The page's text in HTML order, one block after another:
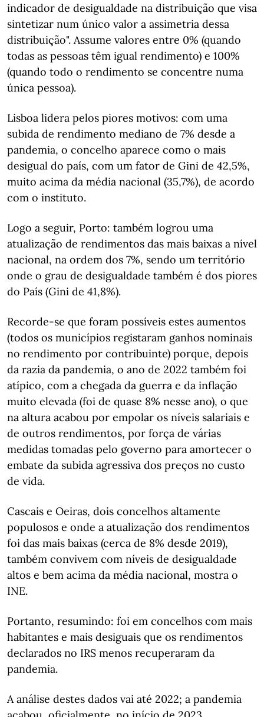
indicador de desigualdade na distribuição que visa
sintetizar num único valor a assimetria dessa
distribuição". Assume valores entre 0% (quando
todas as pessoas têm igual rendimento) e 100%
(quando todo o rendimento se concentre numa
única pessoa).
Lisboa lidera pelos piores motivos: com uma
subida de rendimento mediano de 7% desde a
pandemia, o concelho aparece como o mais
desigual do país, com um fator de Gini de 42,5%,
muito acima da média nacional (35,7%), de acordo
com o instituto.
Logo a seguir, Porto: também logrou uma
atualização de rendimentos das mais baixas a nível
nacional, na ordem dos 7%, sendo um território
onde o grau de desigualdade também é dos piores
do País (Gini de 41,8%).
Recorde-se que foram possíveis estes aumentos
(todos os municípios registaram ganhos nominais
no rendimento por contribuinte) porque, depois
da razia da pandemia, o ano de 2022 também foi
atípico, com a chegada da guerra e da inflação
muito elevada (foi de quase 8% nesse ano), o que
na altura acabou por empolar os níveis salariais e
de outros rendimentos, por força de várias
medidas tomadas pelo governo para amortecer o
embate da subida agressiva dos preços no custo
de vida.
Cascais e Oeiras, dois concelhos altamente
populosos e onde a atualização dos rendimentos
foi das mais baixas (cerca de 8% desde 2019),
também convivem com níveis de desigualdade
altos e bem acima da média nacional, mostra o
INE.
Portanto, resumindo: foi em concelhos com mais
habitantes e mais desiguais que os rendimentos
declarados no IRS menos recuperaram da
pandemia.
A análise destes dados vai até 2022; a pandemia